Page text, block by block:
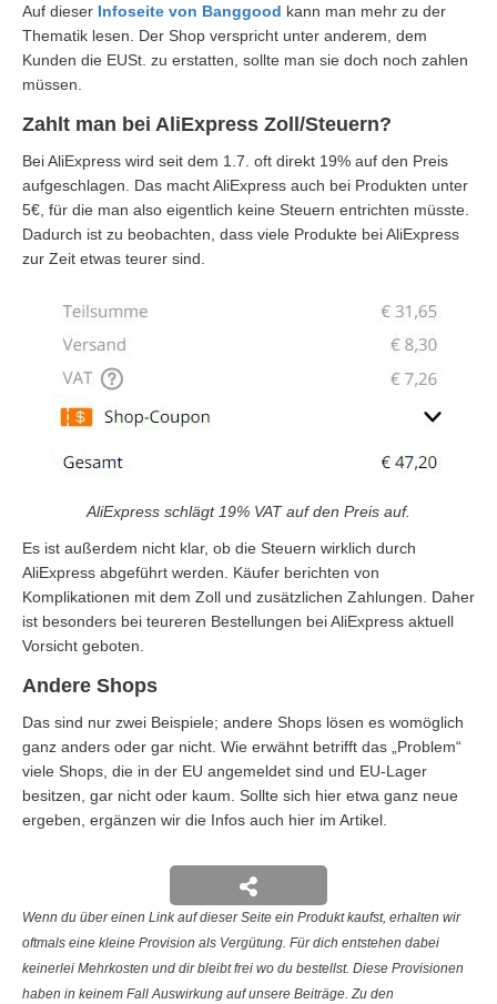
Auf dieser Infoseite von Banggood kann man mehr zu der
Thematik lesen. Der Shop verspricht unter anderem, dem
Kunden die EUSt. zu erstatten, sollte man sie doch noch zahlen
müssen.
Zahlt man bei AliExpress Zoll/Steuern?
Bei AliExpress wird seit dem 1.7. oft direkt 19% auf den Preis
aufgeschlagen. Das macht AliExpress auch bei Produkten unter
5€, für die man also eigentlich keine Steuern entrichten müsste.
Dadurch ist zu beobachten, dass viele Produkte bei AliExpress
zur Zeit etwas teurer sind.
AliExpress schlägt 19% VAT auf den Preis auf.
Es ist außerdem nicht klar, ob die Steuern wirklich durch
AliExpress abgeführt werden. Käufer berichten von
Komplikationen mit dem Zoll und zusätzlichen Zahlungen. Daher
ist besonders bei teureren Bestellungen bei AliExpress aktuell
Vorsicht geboten.
Andere Shops
Das sind nur zwei Beispiele; andere Shops lösen es womöglich
ganz anders oder gar nicht. Wie erwähnt betrifft das „Problem“
viele Shops, die in der EU angemeldet sind und EU-Lager
besitzen, gar nicht oder kaum. Sollte sich hier etwa ganz neue
ergeben, ergänzen wir die Infos auch hier im Artikel.
Wenn du über einen Link auf dieser Seite ein Produkt kaufst, erhalten wir
oftmals eine kleine Provision als Vergütung. Für dich entstehen dabei
keinerlei Mehrkosten und dir bleibt frei wo du bestellst. Diese Provisionen
haben in keinem Fall Auswirkung auf unsere Beiträge. Zu den